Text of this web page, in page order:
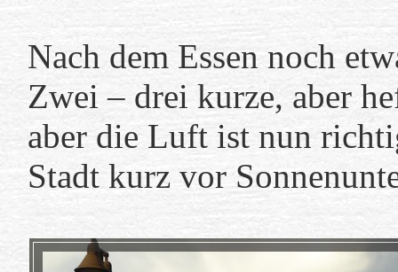
Nach dem Essen noch
Zwei – drei kurze, aber
aber die Luft ist nun
Stadt kurz vor